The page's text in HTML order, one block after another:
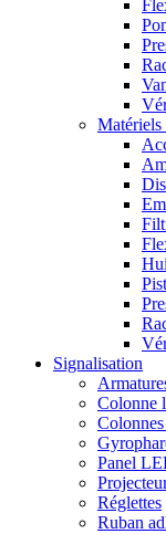
Matériels
Signalisation
Colonne
Panel
Réglettes
Ruban